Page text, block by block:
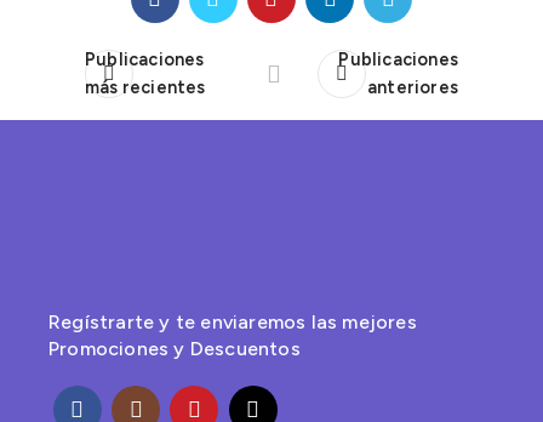
Publicaciones
más recientes
Publicaciones
anteriores
Regístrarte y te enviaremos las mejores
Promociones y Descuentos